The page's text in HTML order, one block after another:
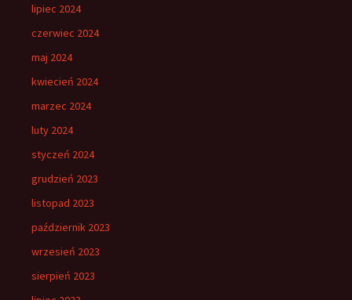
lipiec 2024
czerwiec 2024
maj 2024
kwiecień 2024
marzec 2024
luty 2024
styczeń 2024
grudzień 2023
listopad 2023
październik 2023
wrzesień 2023
sierpień 2023